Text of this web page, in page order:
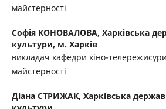
майстерності
Софія КОНОВАЛОВА, Харківська
культури, м. Харків
викладач кафедри кіно-
майстерності
Діана СТРИЖАК, Харківська